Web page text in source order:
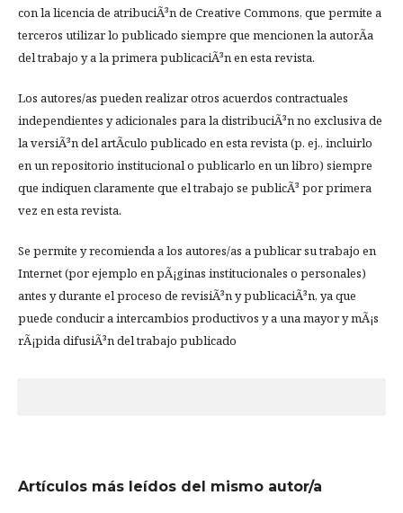
con la licencia de atribuciÃ³n de Creative Commons, que permite a
terceros utilizar lo publicado siempre que mencionen la autorÃ­a
del trabajo y a la primera publicaciÃ³n en esta revista.
Los autores/as pueden realizar otros acuerdos contractuales
independientes y adicionales para la distribuciÃ³n no exclusiva de
la versiÃ³n del artÃ­culo publicado en esta revista (p. ej., incluirlo
en un repositorio institucional o publicarlo en un libro) siempre
que indiquen claramente que el trabajo se publicÃ³ por primera
vez en esta revista.
Se permite y recomienda a los autores/as a publicar su trabajo en
Internet (por ejemplo en pÃ¡ginas institucionales o personales)
antes y durante el proceso de revisiÃ³n y publicaciÃ³n, ya que
puede conducir a intercambios productivos y a una mayor y mÃ¡s
rÃ¡pida difusiÃ³n del trabajo publicado
Artículos más leídos del mismo autor/a